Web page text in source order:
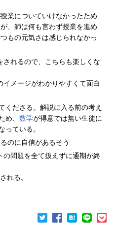
業についていけなかったため
、師は何も言わず授業を進め
もの元気さは感じられなかっ
れるので、こちらも楽しくな
メージがわかりやすくて面白
くださる。解説に入る前の考え
め、 数学が得意では無い生徒に
っている。
のに自信があるそう
の問題を全て扱えずに通期が終
れる。